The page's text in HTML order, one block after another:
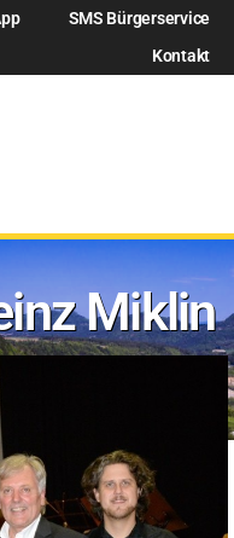
SMS Bürgerservice
Kontakt
Miklin